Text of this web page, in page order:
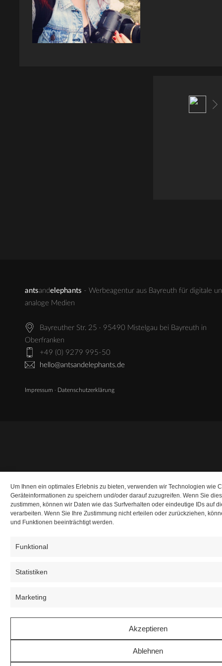
Um Ihnen ein optimales Erlebnis zu bieten, verwenden wir Technologien wie
Geräteinformationen zu speichern und/oder darauf zuzugreifen. Wenn Sie
zustimmen, können wir Daten wie das Surfverhalten oder eindeutige IDs auf
verarbeiten. Wenn Sie Ihre Zustimmung nicht erteilen oder zurückziehen,
und Funktionen beeinträchtigt werden.
Funktional
Statistiken
Marketing
Akzeptieren
Ablehnen
antsandelephants - Werbeagentur aus Bayreuth für digitale
analoge Medien
Bayreuther Str. 25 · 95490 Mistelgau bei Bayreuth in
Oberfranken
+49 (0) 9279 995-50
hello@antsandelephants.de
Impressum · Datenschutzerklärung